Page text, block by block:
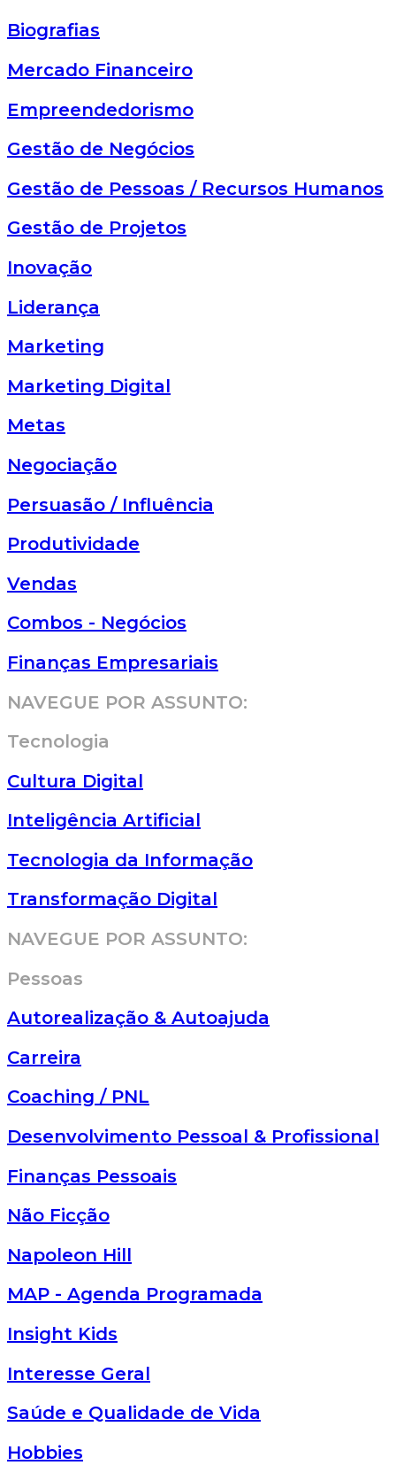
Biografias
Mercado Financeiro
Empreendedorismo
Gestão de Negócios
Gestão de Pessoas / Recursos Humanos
Gestão de Projetos
Inovação
Liderança
Marketing
Marketing Digital
Metas
Negociação
Persuasão / Influência
Produtividade
Vendas
Combos - Negócios
Finanças Empresariais
NAVEGUE POR ASSUNTO:
Tecnologia
Cultura Digital
Inteligência Artificial
Tecnologia da Informação
Transformação Digital
NAVEGUE POR ASSUNTO:
Pessoas
Autorealização & Autoajuda
Carreira
Coaching / PNL
Desenvolvimento Pessoal & Profissional
Finanças Pessoais
Não Ficção
Napoleon Hill
MAP - Agenda Programada
Insight Kids
Interesse Geral
Saúde e Qualidade de Vida
Hobbies